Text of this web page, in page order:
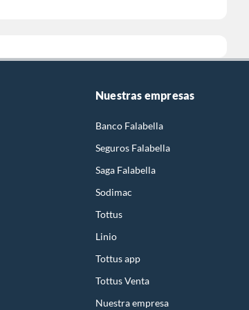
Nuestras empresas
Banco Falabella
Seguros Falabella
Saga Falabella
Sodimac
Tottus
Linio
Tottus app
Tottus Venta
Nuestra empresa